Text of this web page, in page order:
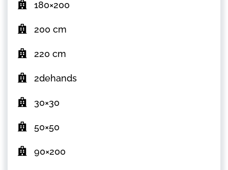
180×200
200 cm
220 cm
2dehands
30×30
50×50
90×200